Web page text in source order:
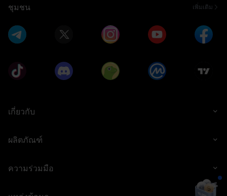
ชุมชน เพิ่มเติม
เกี่ยวกับ
ผลิตภัณฑ์
ความร่วมมือ